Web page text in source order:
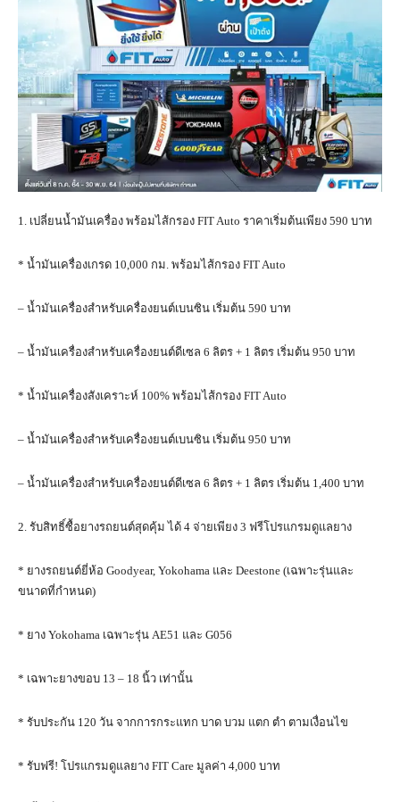
1. เปลี่ยนน้ำมันเครื่อง พร้อมไส้กรอง FIT Auto ราคาเริ่มต้นเพียง 590 บาท
* น้ำมันเครื่องเกรด 10,000 กม. พร้อมไส้กรอง FIT Auto
– น้ำมันเครื่องสำหรับเครื่องยนต์เบนซิน เริ่มต้น 590 บาท
– น้ำมันเครื่องสำหรับเครื่องยนต์ดีเซล 6 ลิตร + 1 ลิตร เริ่มต้น 950 บาท
* น้ำมันเครื่องสังเคราะห์ 100% พร้อมไส้กรอง FIT Auto
– น้ำมันเครื่องสำหรับเครื่องยนต์เบนซิน เริ่มต้น 950 บาท
– น้ำมันเครื่องสำหรับเครื่องยนต์ดีเซล 6 ลิตร + 1 ลิตร เริ่มต้น 1,400 บาท
2. รับสิทธิ์ซื้อยางรถยนต์สุดคุ้ม ได้ 4 จ่ายเพียง 3 ฟรีโปรแกรมดูแลยาง
* ยางรถยนต์ยี่ห้อ Goodyear, Yokohama และ Deestone (เฉพาะรุ่นและ
ขนาดที่กำหนด)
* ยาง Yokohama เฉพาะรุ่น AE51 และ G056
* เฉพาะยางขอบ 13 – 18 นิ้ว เท่านั้น
* รับประกัน 120 วัน จากการกระแทก บาด บวม แตก ตำ ตามเงื่อนไข
* รับฟรี! โปรแกรมดูแลยาง FIT Care มูลค่า 4,000 บาท